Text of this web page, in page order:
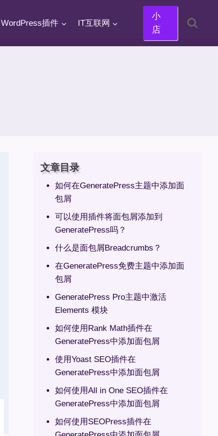
WordPress插件 IT互联网
小
店
文章目录
如何在GeneratePress主题中添加面
包屑
可以使用插件将面包屑添加到
GeneratePress吗？
什么是面包屑Breadcrumbs？
在GeneratePress免费主题中添加面
包屑
GeneratePress Pro主题中激活
Elements 模块
如何使用Rank Math插件在
GeneratePress中添加面包屑
使用Yoast SEO插件在
GeneratePress中添加面包屑
如何使用All in One SEO插件在
GeneratePress中添加面包屑
如何使用SEOPress插件在